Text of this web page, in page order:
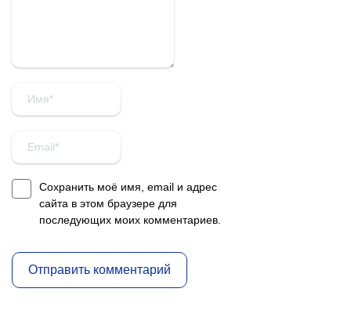
Сохранить моё имя, email и адрес
сайта в этом браузере для
последующих моих комментариев.